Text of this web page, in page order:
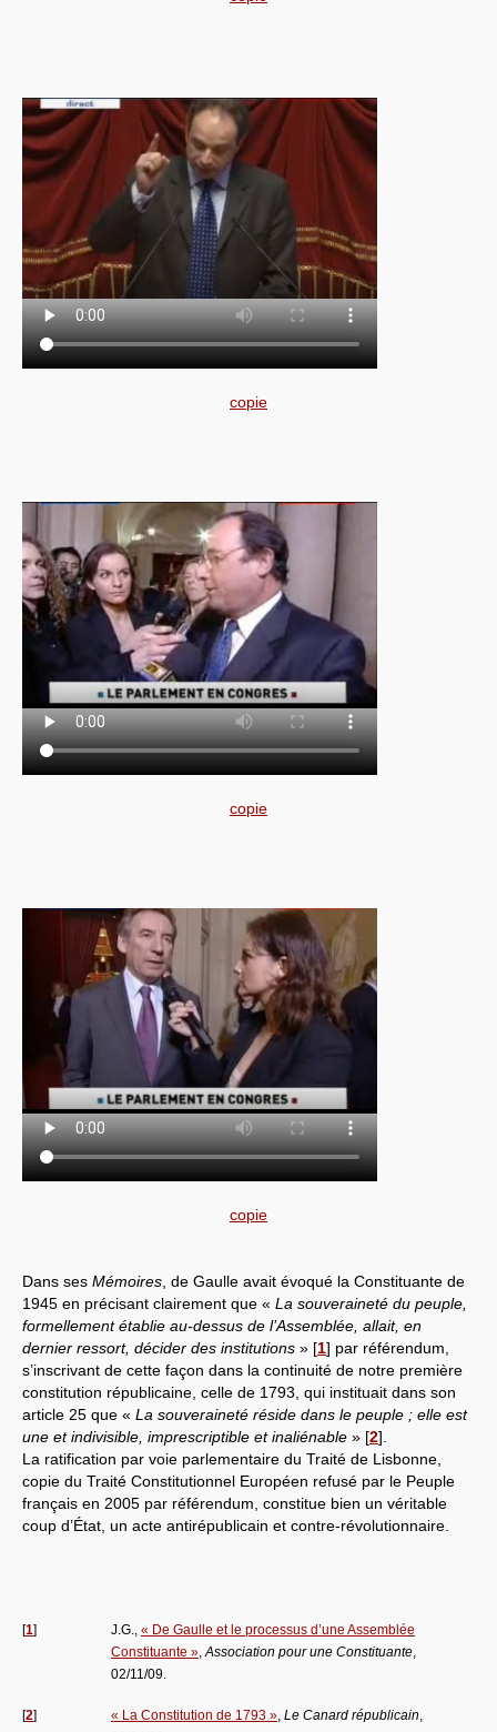
copie
copie
copie
Dans ses Mémoires , de Gaulle avait évoqué la Constituante de
1945 en précisant clairement que « La souveraineté du peuple,
formellement établie au-dessus de l’Assemblée, allait, en
dernier ressort, décider des institutions » [1] par référendum,
s’inscrivant de cette façon dans la continuité de notre première
constitution républicaine, celle de 1793, qui instituait dans son
article 25 que « La souveraineté réside dans le peuple ; elle est
une et indivisible, imprescriptible et inaliénable » [2]
La ratification par voie parlementaire du Traité de Lisbonne,
copie du Traité Constitutionnel Européen refusé par le Peuple
français en 2005 par référendum, constitue bien un véritable
coup d’État, un acte antirépublicain et contre-révolutionnaire.
[1] J.G., « De Gaulle et le processus d’une Assemblée
Constituante » Association pour une Constituante
02/11/09.
[2] « La Constitution de 1793 » Le Canard républicain